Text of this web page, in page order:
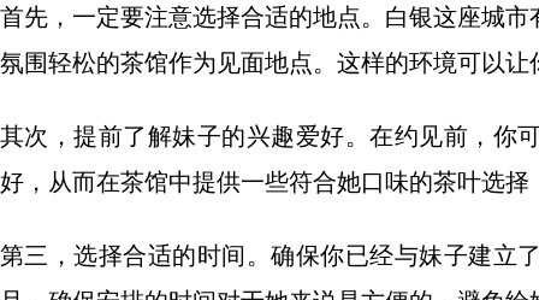
首先，一定要注意选择合适的地点。白银这座城
氛围轻松的茶馆作为见面地点。这样的环境可以
其次，提前了解妹子的兴趣爱好。在约见前，你
好，从而在茶馆中提供一些符合她口味的茶叶选
第三，选择合适的时间。确保你已经与妹子建立